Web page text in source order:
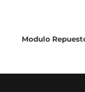
Modulo